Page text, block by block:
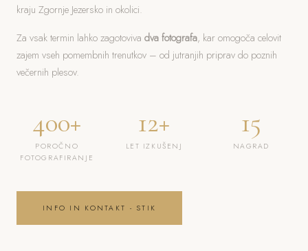
kraju Zgornje Jezersko in okolici.
Za vsak termin lahko zagotoviva dva fotografa, kar omogoča celovit
zajem vseh pomembnih trenutkov – od jutranjih priprav do poznih
večernih plesov.
400+
POROČNO
FOTOGRAFIRANJE
12+
LET IZKUŠENJ
15
NAGRAD
INFO IN KONTAKT - STIK